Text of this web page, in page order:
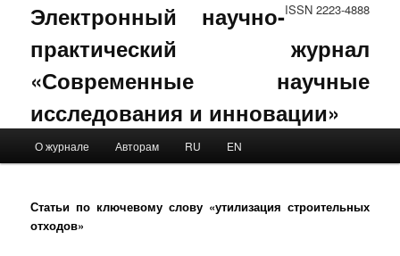
ISSN 2223-4888
Электронный научно-
практический журнал
«Современные научные
исследования и инновации»
Skip to primary content
Skip to secondary content
О журнале Авторам RU EN
Статьи по ключевому слову «утилизация строительных
отходов»